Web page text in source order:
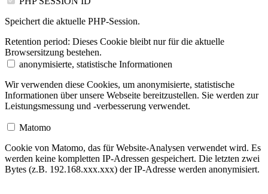
Speichert die aktuelle PHP-Session.
Retention period: Dieses Cookie bleibt nur für die aktuelle
Browsersitzung bestehen.
anonymisierte, statistische Informationen
Wir verwenden diese Cookies, um anonymisierte, statistische
Informationen über unsere Webseite bereitzustellen. Sie werden zur
Leistungsmessung und -verbesserung verwendet.
Matomo
Cookie von Matomo, das für Website-Analysen verwendet wird. Es
werden keine kompletten IP-Adressen gespeichert. Die letzten zwei
Bytes (z.B. 192.168.xxx.xxx) der IP-Adresse werden anonymisiert.